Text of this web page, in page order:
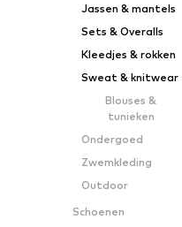
Jassen & mantels
Sets & Overalls
Kleedjes & rokken
Sweat & knitwear
Blouses &
tunieken
Ondergoed
Zwemkleding
Outdoor
Schoenen